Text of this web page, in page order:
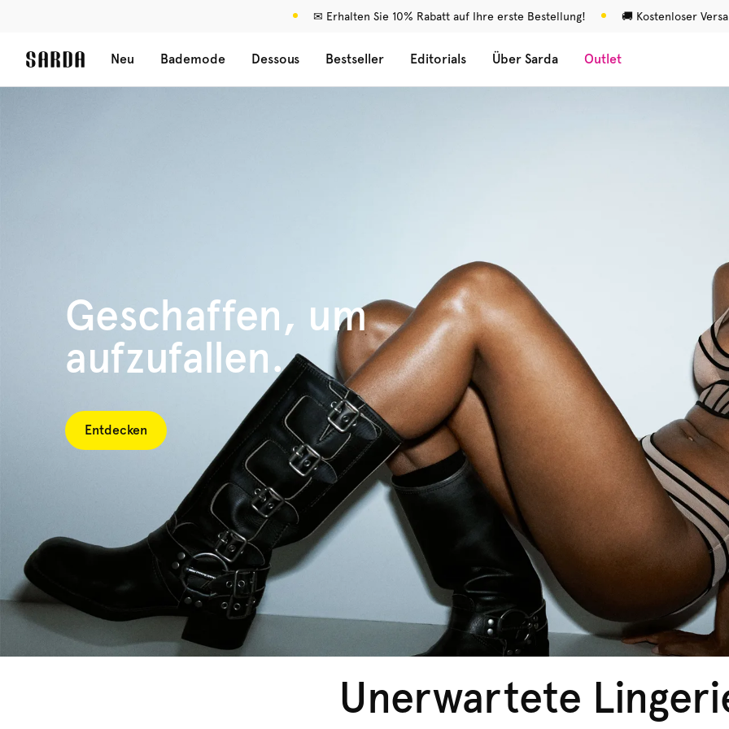
✉ Erhalten Sie 10% Rabatt auf Ihre erste Bestellung! 🚚 Kostenloser
Neu Bademode Dessous Bestseller Editorials Über Sarda Outlet
Geschaffen, um
aufzufallen.
Entdecken
Unerwartete